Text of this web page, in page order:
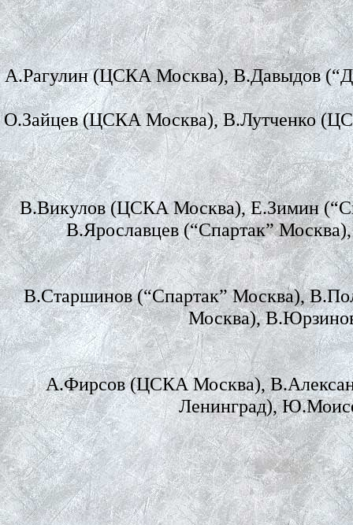
А.Рагулин (ЦСКА Москва), В.Давыдов
О.Зайцев (ЦСКА Москва), В.Лутченко
В.Викулов (ЦСКА Москва), Е.Зимин
В.Ярославцев (“Спартак”
В.Старшинов (“Спартак” Москва),
Москва),
А.Фирсов (ЦСКА Москва),
Ленинград),